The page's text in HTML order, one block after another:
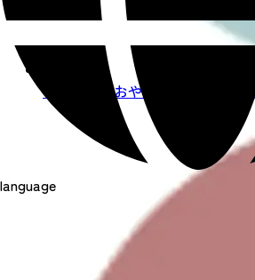
language
ときどき、おやつ たまに、ビ